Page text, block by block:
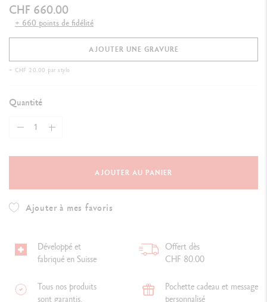
CHF 660.00
+ 660 points de fidélité
AJOUTER UNE GRAVURE
+ CHF 20.00 par stylo
Quantité
AJOUTER AU PANIER
Ajouter à mes favoris
Développé et
fabriqué en Suisse
Offert dès
CHF 80.00
Tous nos produits
sont garantis.
Pochette cadeau et message
personnalisé